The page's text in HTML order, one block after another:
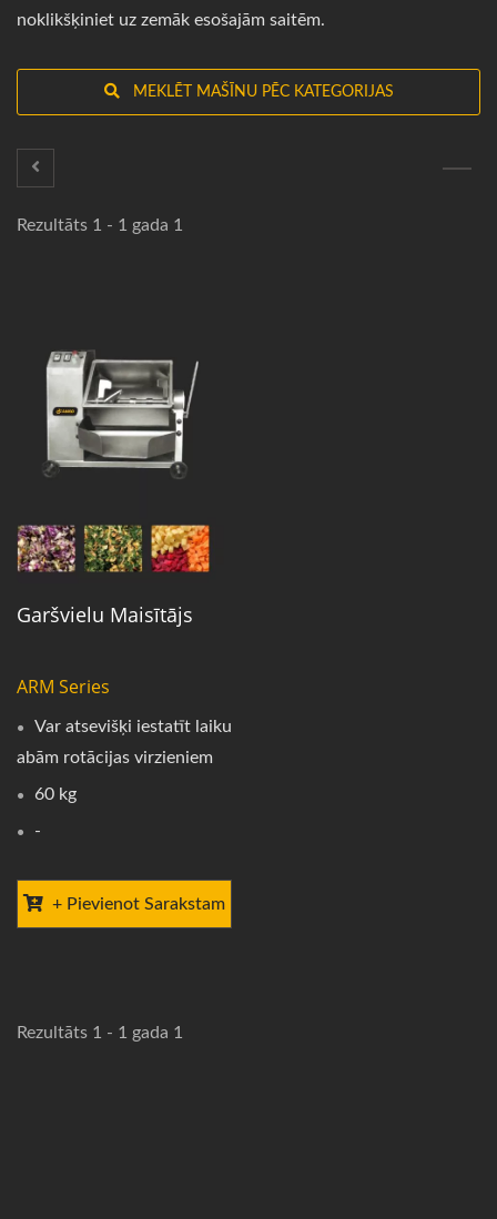
noklikšķiniet uz zemāk esošajām saitēm.
MEKLĒT MAŠĪNU PĒC KATEGORIJAS
Rezultāts 1 - 1 gada 1
Garšvielu Maisītājs
ARM Series
Var atsevišķi iestatīt laiku
abām rotācijas virzieniem
60 kg
-
+ Pievienot Sarakstam
Rezultāts 1 - 1 gada 1